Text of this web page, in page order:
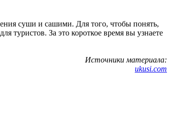
суши и сашими. Для того, чтобы понять,
туристов. За это короткое время вы узнаете
Источники материала:
ukusi.com